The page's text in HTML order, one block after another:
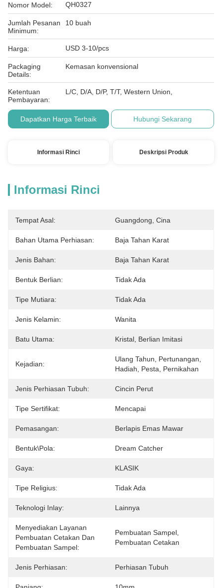
Nomor Model: QH0327
Jumlah Pesanan
Minimum:
10 buah
Harga: USD 3-10/pcs
Packaging
Details:
Kemasan konvensional
Ketentuan
Pembayaran:
L/C, D/A, D/P, T/T, Western Union,
Dapatkan Harga Terbaik Hubungi Sekarang
Informasi Rinci Deskripsi Produk
Informasi Rinci
Tempat Asal: Guangdong, Cina
Bahan Utama Perhiasan: Baja Tahan Karat
Jenis Bahan: Baja Tahan Karat
Bentuk Berlian: Tidak Ada
Tipe Mutiara: Tidak Ada
Jenis Kelamin: Wanita
Batu Utama: Kristal, Berlian Imitasi
Kejadian:
Ulang Tahun, Pertunangan,
Hadiah, Pesta, Pernikahan
Jenis Perhiasan Tubuh: Cincin Perut
Tipe Sertifikat: Mencapai
Pemasangan: Berlapis Emas Mawar
Bentuk\pola: Dream Catcher
Gaya: KLASIK
Tipe Religius: Tidak Ada
Teknologi Inlay: Lainnya
Menyediakan Layanan
Pembuatan Cetakan Dan
Pembuatan Sampel:
Pembuatan Sampel,
Pembuatan Cetakan
Jenis Perhiasan: Perhiasan Tubuh